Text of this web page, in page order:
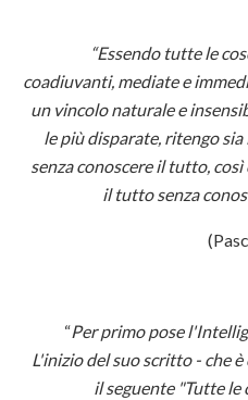
“Essendo tutte le
coadiuvanti, mediate e
un vincolo naturale e
le più disparate, ritengo
senza conoscere il tutto,
il tutto senza
“Per primo pose
L'inizio del suo scritto - che
il seguente "Tutte le